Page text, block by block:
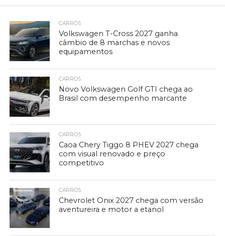
CARROS
Volkswagen T-Cross 2027 ganha
câmbio de 8 marchas e novos
equipamentos
CARROS
Novo Volkswagen Golf GTI chega ao
Brasil com desempenho marcante
CARROS
Caoa Chery Tiggo 8 PHEV 2027 chega
com visual renovado e preço
competitivo
CARROS
Chevrolet Onix 2027 chega com versão
aventureira e motor a etanol